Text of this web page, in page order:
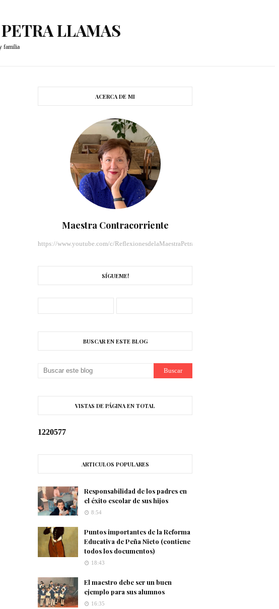
LLAMAS
familia
ACERCA DE MI
Maestra Contracorriente
https://www.youtube.com/c/ReflexionesdelaMaestraPetraLlamas/videos
SÍGUEME!
BUSCAR EN ESTE BLOG
VISTAS DE PÁGINA EN TOTAL
1220577
ARTICULOS POPULARES
Responsabilidad de los padres en
el éxito escolar de sus hijos
8:54
Puntos importantes de la Reforma
Educativa de Peña Nieto (contiene
todos los documentos)
18:43
El maestro debe ser un buen
ejemplo para sus alumnos
16:35